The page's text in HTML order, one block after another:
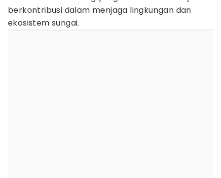
berkontribusi dalam menjaga lingkungan dan
ekosistem sungai.